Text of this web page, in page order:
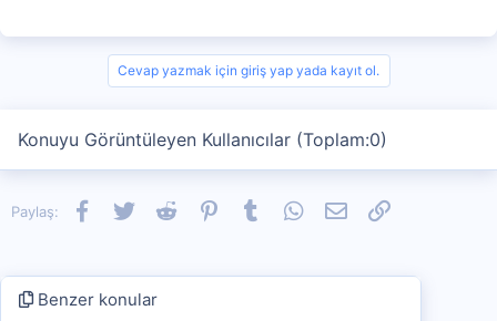
Cevap yazmak için giriş yap yada kayıt ol.
Konuyu Görüntüleyen Kullanıcılar (Toplam:0)
Paylaş: Facebook
TwitterReddit PinterestTumblrWhatsApp
E-postaLink
Benzer konular